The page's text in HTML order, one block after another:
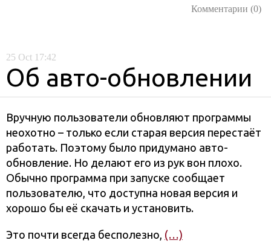
Комментарии (0)
25 Oct 17:42
Об авто-обновлении
Вручную пользователи обновляют программы
неохотно – только если старая версия перестаёт
работать. Поэтому было придумано авто-
обновление. Но делают его из рук вон плохо.
Обычно программа при запуске сообщает
пользователю, что доступна новая версия и
хорошо бы её скачать и установить.
Это почти всегда бесполезно, (…)